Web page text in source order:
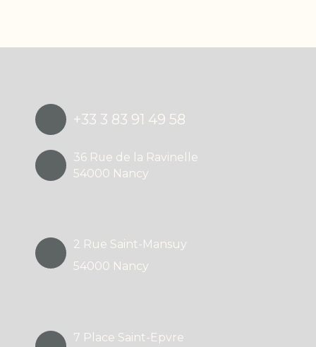
+33 3 83 91 49 58
36 Rue de la Ravinelle
54000 Nancy
2 Rue Saint-Mansuy
54000 Nancy
7 Place Saint-Epvre